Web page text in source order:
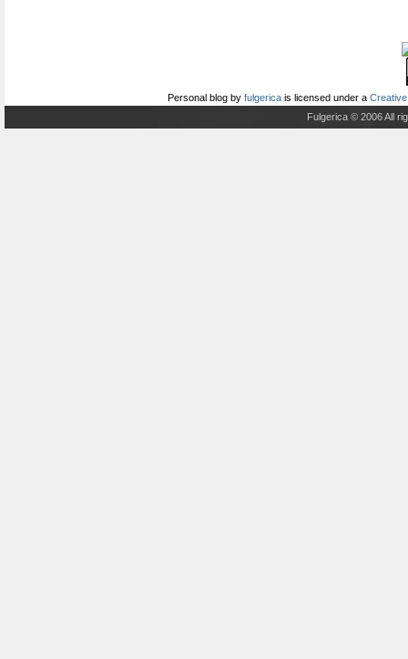
Personal blog by fulgerica is licensed under a
Fulgerica © 2006 All